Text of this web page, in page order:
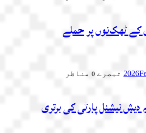
کے ٹھکانوں پر حملے
0 مناظر
دیش نیشنل پارٹی کی برتری